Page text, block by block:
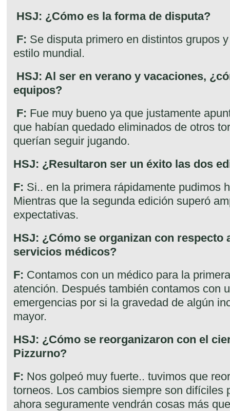
HSJ: ¿Cómo es la forma de disputa?
F: Se disputa primero en distintos grupos
estilo mundial.
HSJ: Al ser en verano y vacaciones,
equipos?
F: Fue muy bueno ya que justamente
que habían quedado eliminados de otros
querían seguir jugando.
HSJ: ¿Resultaron ser un éxito las dos
F: Si.. en la primera rápidamente pudimos
Mientras que la segunda edición superó
expectativas.
HSJ: ¿Cómo se organizan con respecto
servicios médicos?
F: Contamos con un médico para la
atención. Después también contamos con
emergencias por si la gravedad de algún
mayor.
HSJ: ¿Cómo se reorganizaron con el
Pizzurno?
F: Nos golpeó muy fuerte.. tuvimos que
torneos. Los cambios siempre son difíciles
ahora seguramente vendrán cosas más